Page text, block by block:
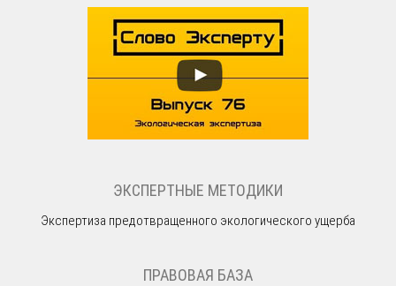
ЭКСПЕРТНЫЕ МЕТОДИКИ
Экспертиза предотвращенного экологического ущерба
ПРАВОВАЯ БАЗА